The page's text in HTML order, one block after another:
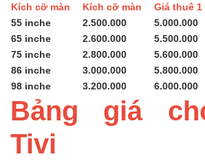
Kích cỡ màn Kích cỡ màn
Giá thuê
55 inche
2.500.000
5.000.000
65 inche
2.600.000
5.500.000
75 inche
2.800.000
5.600.000
86 inche
3.000.000
5.800.000
98 inche
3.200.000 6.000.000
Bảng giá
Tivi